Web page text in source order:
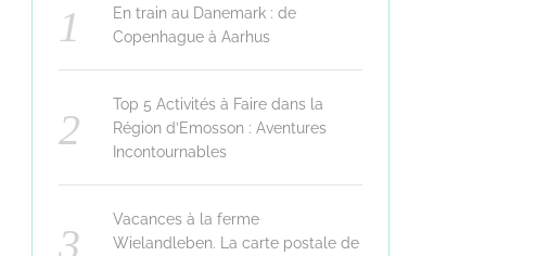
En train au Danemark : de
Copenhague à Aarhus
Top 5 Activités à Faire dans la
Région d’Emosson : Aventures
Incontournables
Vacances à la ferme
Wielandleben. La carte postale de